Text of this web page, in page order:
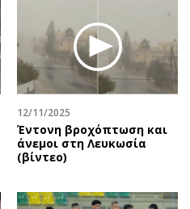
12/11/2025
Έντονη βροχόπτωση και
άνεμοι στη Λευκωσία
(βίντεο)